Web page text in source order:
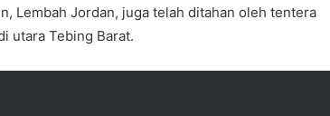
Lembah Jordan, juga telah ditahan oleh tentera
utara Tebing Barat.